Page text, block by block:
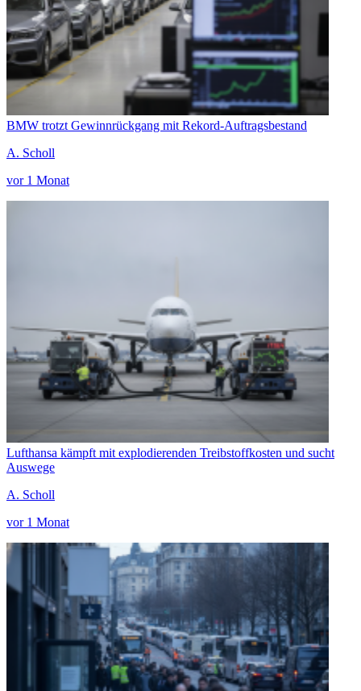
BMW trotzt Gewinnrückgang mit Rekord-Auftragsbestand
A. Scholl
vor 1 Monat
Lufthansa kämpft mit explodierenden Treibstoffkosten und sucht
Auswege
A. Scholl
vor 1 Monat